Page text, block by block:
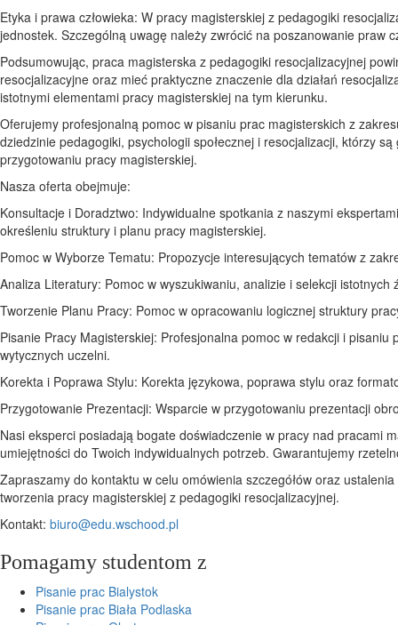
Etyka i prawa człowieka: W pracy magisterskiej z pedagogiki
jednostek. Szczególną uwagę należy zwrócić na poszanowanie praw
Podsumowując, praca magisterska z pedagogiki resocjalizacyjnej
resocjalizacyjne oraz mieć praktyczne znaczenie dla działań
istotnymi elementami pracy magisterskiej na tym kierunku.
Oferujemy profesjonalną pomoc w pisaniu prac magisterskich z
dziedzinie pedagogiki, psychologii społecznej i resocjalizacji, którzy
przygotowaniu pracy magisterskiej.
Nasza oferta obejmuje:
Konsultacje i Doradztwo: Indywidualne spotkania z naszymi
określeniu struktury i planu pracy magisterskiej.
Pomoc w Wyborze Tematu: Propozycje interesujących tematów z
Analiza Literatury: Pomoc w wyszukiwaniu, analizie i selekcji
Tworzenie Planu Pracy: Pomoc w opracowaniu logicznej struktury
Pisanie Pracy Magisterskiej: Profesjonalna pomoc w redakcji i
wytycznych uczelni.
Korekta i Poprawa Stylu: Korekta językowa, poprawa stylu oraz
Przygotowanie Prezentacji: Wsparcie w przygotowaniu prezentacji
Nasi eksperci posiadają bogate doświadczenie w pracy nad pracami
umiejętności do Twoich indywidualnych potrzeb. Gwarantujemy
Zapraszamy do kontaktu w celu omówienia szczegółów oraz
tworzenia pracy magisterskiej z pedagogiki resocjalizacyjnej.
Kontakt: biuro@edu.wschood.pl
Pomagamy studentom z
Pisanie prac Bialystok
Pisanie prac Biała Podlaska